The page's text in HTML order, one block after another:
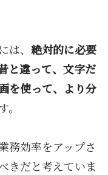
、 絶対的に必要
と違って、文字だ
を使って、より分
。
務効率をアップさ
きだと考えていま